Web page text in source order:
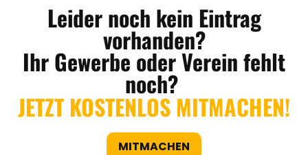
Leider noch kein Eintrag
vorhanden?
Ihr Gewerbe oder Verein fehlt
noch?
JETZT KOSTENLOS MITMACHEN!
MITMACHEN